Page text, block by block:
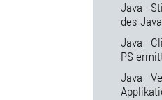
Java -
des
Java -
PS
Java -